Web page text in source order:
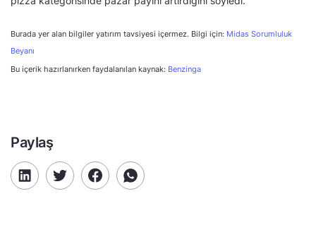
Burada yer alan bilgiler yatırım tavsiyesi içermez. Bilgi için: Midas Sorumluluk
Beyanı
Bu içerik hazırlanırken faydalanılan kaynak: Benzinga
Paylaş